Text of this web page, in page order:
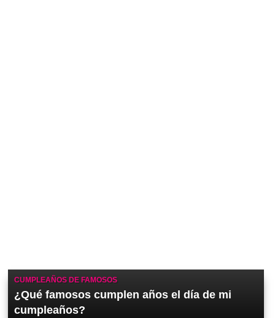
CUMPLEAÑOS DE FAMOSOS
¿Qué famosos cumplen años el día de mi
cumpleaños?